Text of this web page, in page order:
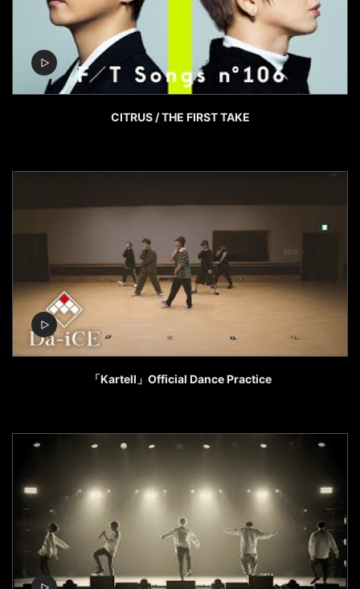
CITRUS / THE FIRST TAKE
「Kartell」Official Dance Practice